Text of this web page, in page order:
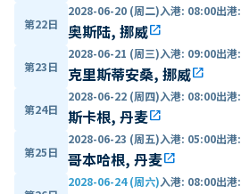
第22日
2028-06-20 (周二)入港: 08:00出港:
奥斯陆, 挪威open_in_new
第23日
2028-06-21 (周三)入港: 09:00出港:
克里斯蒂安桑, 挪威open_in_new
第24日
2028-06-22 (周四)入港: 08:00出港:
斯卡根, 丹麦open_in_new
第25日
2028-06-23 (周五)入港: 05:00出港:
哥本哈根, 丹麦open_in_new
2028-06-24 (周六)入港: 08:00出港: